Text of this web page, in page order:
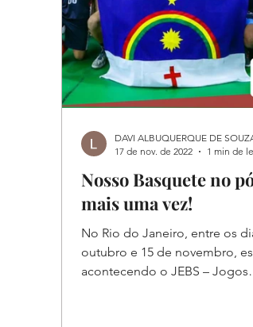
Nosso Basquete no
mais uma vez!
No Rio do Janeiro, entre os
outubro e 15 de novembro,
acontecendo o JEBS – Jogos
DAVI ALBUQUERQUE DE
17 de nov. de 2022
1 min de